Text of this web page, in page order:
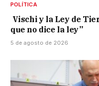
POLÍTICA
Vischi y la Ley de
que no dice la ley”
5 de agosto de 2026